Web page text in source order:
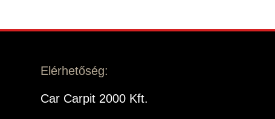
Elérhetőség:
Car Carpit 2000 Kft.